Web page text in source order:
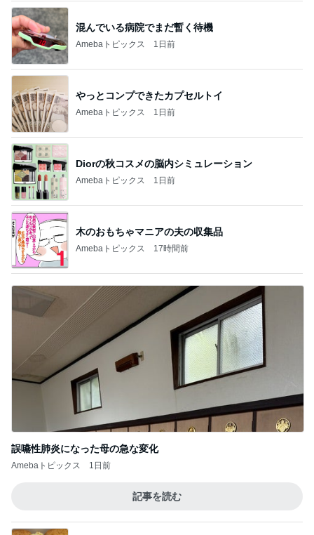
混んでいる病院でまだ暫く待機
Amebaトピックス 1日前
やっとコンプできたカプセルトイ
Amebaトピックス 1日前
Diorの秋コスメの脳内シミュレーション
Amebaトピックス 1日前
木のおもちゃマニアの夫の収集品
Amebaトピックス 17時間前
誤嚥性肺炎になった母の急な変化
Amebaトピックス 1日前
記事を読む